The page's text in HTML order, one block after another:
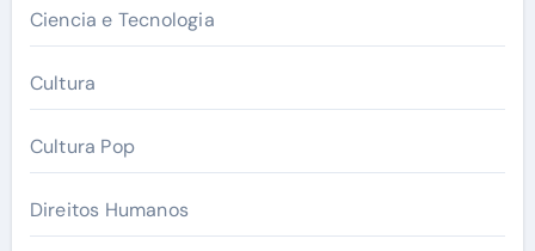
Ciencia e Tecnologia
Cultura
Cultura Pop
Direitos Humanos